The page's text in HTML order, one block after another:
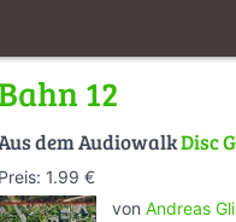
Bahn 12
dem AudiowalkDisc
Preis: 1.99 €
von Andreas